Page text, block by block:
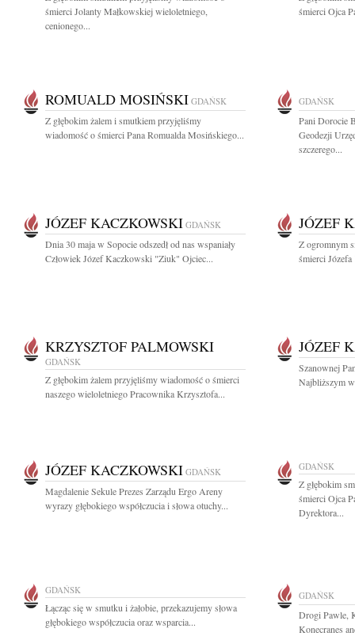
śmierci Jolanty Małkowskiej wieloletniego,
cenionego...
śmierci Ojca
ROMUALD MOSIŃSKI GDAŃSK
Z głębokim żalem i smutkiem przyjęliśmy
wiadomość o śmierci Pana Romualda Mosińskiego...
GDAŃSK
Pani Dorocie
Geodezji
szczerego...
JÓZEF KACZKOWSKI GDAŃSK
Dnia 30 maja w Sopocie odszedł od nas wspaniały
Człowiek Józef Kaczkowski "Ziuk" Ojciec...
JÓZEF
Z ogromnym
śmierci
KRZYSZTOF PALMOWSKI
GDAŃSK
Z głębokim żalem przyjęliśmy wiadomość o śmierci
naszego wieloletniego Pracownika Krzysztofa...
JÓZEF
Szanownej
Najbliższym
JÓZEF KACZKOWSKI GDAŃSK
Magdalenie Sekule Prezes Zarządu Ergo Areny
wyrazy głębokiego współczucia i słowa otuchy...
GDAŃSK
Z głębokim
śmierci Ojca
Dyrektora...
GDAŃSK
Łącząc się w smutku i żałobie, przekazujemy słowa
głębokiego współczucia oraz wsparcia...
GDAŃSK
Drogi Pawle,
Konecranes